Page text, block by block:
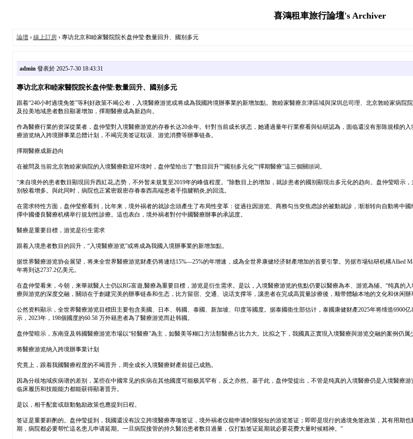
喜鴻租車旅行論壇's Archiver
論壇› 線上訂房› 專访北京和睦家醫院院长盘仲莹:数量回升、國别多元
admin發表於 2025-7-30 18:43:31
專访北京和睦家醫院院长盘仲莹:数量回升、國别多元
跟着“240小时過境免签”等利好政策不竭公布，入境醫療游览或将成為我國跨境辦事業的新增加點。敦睦家醫療京津區域與深圳总司理、北京敦睦家病
及拉美地域患者数目顯著增加，擇期醫療成為新趋向。
作為醫療行業的资深從業者，盘仲莹對入境醫療游览的存眷长达20余年。针對当前成长状态，她通過量年行業察看與钻研認為，面临還没有形陈規模的
療游览纳入跨境辦事業总體计划，不竭完美签证耽误、游览消费等辦事链条。
擇期醫療成新趋向
在被問及当前北京敦睦家病院的入境醫療歡迎环境时，盘仲莹给出了“数目回升”“國别多元化”“擇期醫療”這三個關頭词。
“来自境外的患者数目顯現回升西紅花,态势，不外暂未規复至2019年的峰值程度。”除数目上的增加，就診患者的國别顯現出多元化的趋向。盘仲莹暗示
别较着增多。與此同时，病院也正紧密親密存眷泰西高端患者手指腱鞘炎,的回流。
在需求特性方面，盘仲莹察看到，比年来，境外祸者的就診念頭產生了布局性变革：從過往因游览、商務勾当突焦虑診的被動就診，渐渐转向自動将
擇中國優良醫療机構举行規划性診療。這也表白，境外祸者對付中國醫療辦事的承認度。
醫療是重要目標，游览是衍生需求
跟着入境患者数目的回升，“入境醫療游览”或将成為我國入境辦事業的新增加點。
据世界醫療游览协会展望，将来全世界醫療游览财產仍将連结15%—25%的年增速，成為全世界康健经济财產增加的首要引擎。另据市場钻研机構Allied
年将到达2737.2亿美元。
在盘仲莹看来，今朝，来華就醫人士仍以RG富遊,醫療為重要目標，游览是衍生需求。是以，入境醫療游览的焦點仍要以醫療為本、游览為辅。“纯真的
療與游览的深度交融，關頭在于創建完美的辦事链条和生态，比方留宿、交通、说话支撑等，讓患者在完成高質量診療後，顺带體驗本地的文化和休闲辦
公然资料顯示，全世界醫療游览目標田主要包含美國、日本、韩國、泰國、新加坡、印度等國度。据泰國衛生部估计，泰國康健财產2025年将缔造6900
示，2023年，198個國度的60.58 万外籍患者為了醫療游览而赴韩國。
盘仲莹暗示，东南亚及韩國醫療游览市場以“轻醫療”為主，如醫美等糊口方法類醫療占比力大。比拟之下，我國真正實現入境醫療與游览交融的案例仍属
将醫療游览纳入跨境辦事業计划
究竟上，跟着我國醫療程度的不竭晋升，周全成长入境醫療财產前提已成熟。
因為分歧地域疾病谱的差别，某些在中國常见的疾病在其他國度可能极其罕有，反之亦然。基于此，盘仲莹提出，不管是纯真的入境醫療仍是入境醫療
临床履历和技能能力都能获得顯著晋升。
是以，相干配套或鼓動勉励政策也應提到日程。
签证是重要斟酌的。盘仲莹提到，我國還没有設立跨境醫療專项签证，境外祸者仅能申请时限较短的游览签证；即即是現行的過境免签政策，其有用期
期，病院都必要帮忙這名患儿申请延期。一旦病院接管的持久醫治患者数目過量，仅打點签证延期就必要花费大量时候精神。”